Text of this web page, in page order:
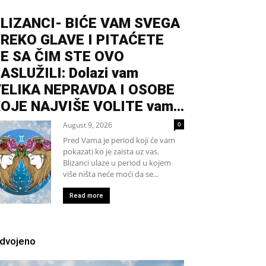
BIĆE VAM SVEGA
GLAVE I PITAĆETE
SA ČIM STE OVO
Dolazi vam
NEPRAVDA I OSOBE
NAJVIŠE VOLITE vam...
August 9, 2026 0
Pred Vama je period koji će vam
pokazati ko je zaista uz vas.
Blizanci ulaze u period u kojem
više ništa neće moći da se...
Read more